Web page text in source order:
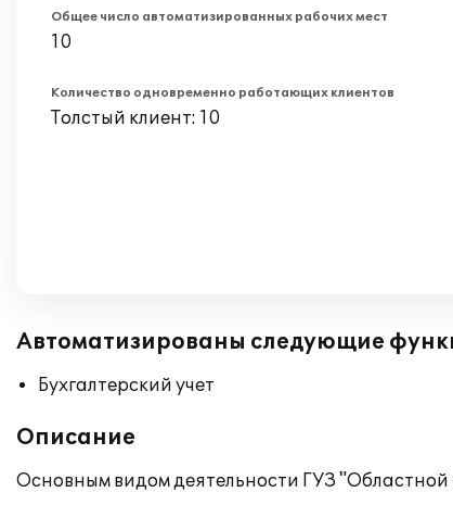
Общее число автоматизированных рабочих мест
10
Количество одновременно работающих клиентов
Толстый клиент: 10
Автоматизированы следующие
Бухгалтерский учет
Описание
Основным видом деятельности ГУЗ